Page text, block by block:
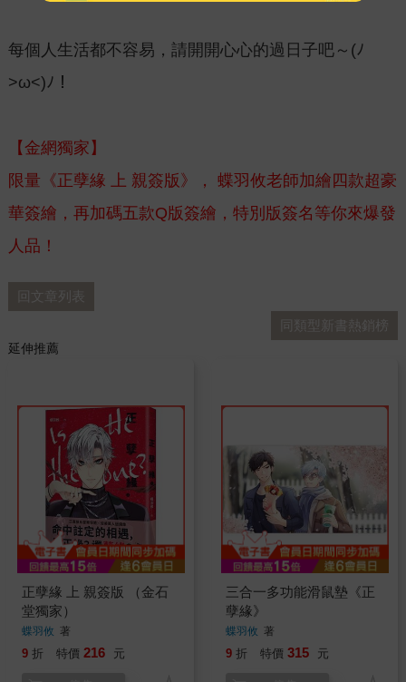
每個人生活都不容易，請開開心心的過日子吧～(ﾉ
>ω<)ﾉ！
【金網獨家】
限量《正孽緣 上 親簽版》， 蝶羽攸老師加繪四款超豪
華簽繪，再加碼五款Q版簽繪，特別版簽名等你來爆發
人品！
回文章列表
同類型新書熱銷榜
延伸推薦
正孽緣 上 親簽版 （金石
堂獨家）
蝶羽攸 著
9 折 特價 216 元
三合一多功能滑鼠墊《正
孽緣》
蝶羽攸 著
9 折 特價 315 元